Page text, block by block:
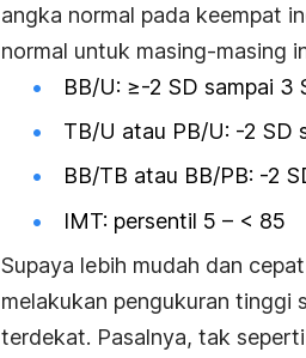
angka normal pada keempat
normal untuk masing-masing
BB/U: ≥-2 SD sampai 3
TB/U atau PB/U: -2 SD
BB/TB atau BB/PB: -2
IMT: persentil 5 – < 85
Supaya lebih mudah dan
melakukan pengukuran tinggi
terdekat. Pasalnya, tak